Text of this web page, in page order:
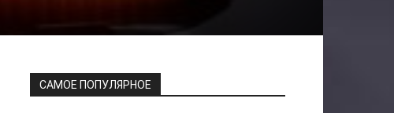
САМОЕ ПОПУЛЯРНОЕ